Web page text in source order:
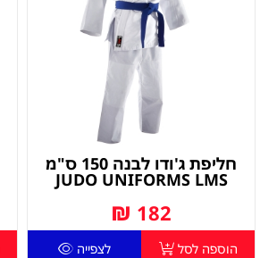
חליפת ג'ודו לבנה 150 ס"מ
JUDO UNIFORMS LMS
182
₪
הוספה לסל לצפייה